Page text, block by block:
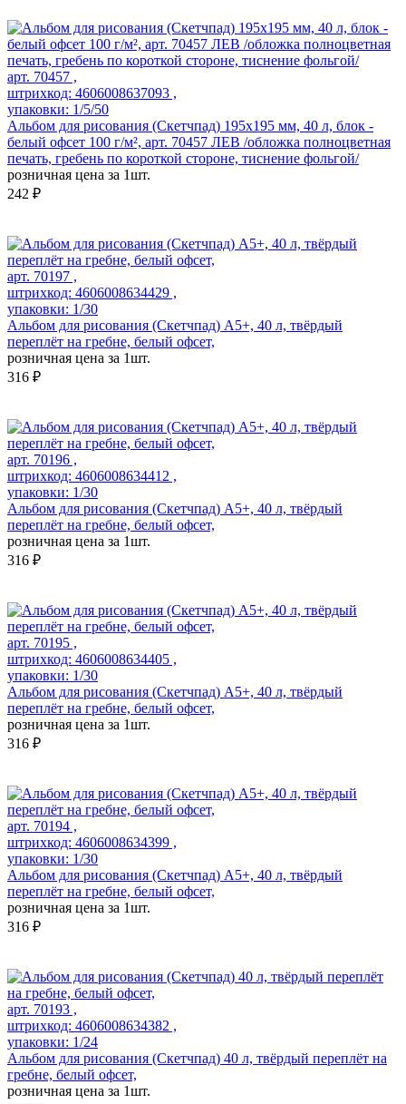
арт. 70457 ,
штрихкод: 4606008637093 ,
упаковки: 1/5/50
Альбом для рисования (Скетчпад) 195х195 мм, 40 л, блок -
белый офсет 100 г/м², арт. 70457 ЛЕВ /обложка полноцветная
печать, гребень по короткой стороне, тиснение фольгой/
розничная цена за 1шт.
242 ₽
арт. 70197 ,
штрихкод: 4606008634429 ,
упаковки: 1/30
Альбом для рисования (Скетчпад) А5+, 40 л, твёрдый
переплёт на гребне, белый офсет,
розничная цена за 1шт.
316 ₽
арт. 70196 ,
штрихкод: 4606008634412 ,
упаковки: 1/30
Альбом для рисования (Скетчпад) А5+, 40 л, твёрдый
переплёт на гребне, белый офсет,
розничная цена за 1шт.
316 ₽
арт. 70195 ,
штрихкод: 4606008634405 ,
упаковки: 1/30
Альбом для рисования (Скетчпад) А5+, 40 л, твёрдый
переплёт на гребне, белый офсет,
розничная цена за 1шт.
316 ₽
арт. 70194 ,
штрихкод: 4606008634399 ,
упаковки: 1/30
Альбом для рисования (Скетчпад) А5+, 40 л, твёрдый
переплёт на гребне, белый офсет,
розничная цена за 1шт.
316 ₽
арт. 70193 ,
штрихкод: 4606008634382 ,
упаковки: 1/24
Альбом для рисования (Скетчпад) 40 л, твёрдый переплёт на
гребне, белый офсет,
розничная цена за 1шт.